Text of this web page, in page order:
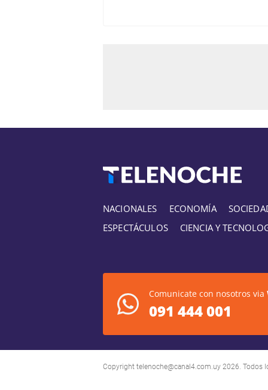
NACIONALES ECONOMÍA
ESPECTÁCULOS
CIENCIA Y
Comunicate con nosotros via
091 444 001
Copyright telenoche@canal4.com.uy 2026. Todos